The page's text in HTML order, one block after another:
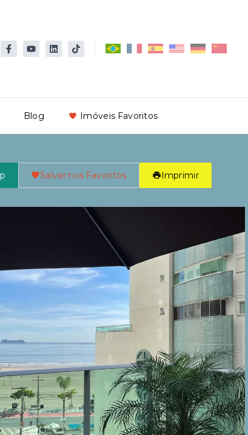
Blog Imóveis Favoritos
Salvar nos Favoritos Imprimir